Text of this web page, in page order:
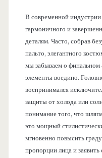
В современной
гармоничного и
деталям. Часто, собрав
пальто, элегантного
мы забываем о финальном
элементы воедино.
воспринимался
защиты от холода или
понимание того, что
это мощный
мгновенно повысить
пропорции лица и заявить